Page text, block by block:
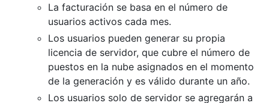
La facturación se basa en el número de
usuarios activos cada mes.
Los usuarios pueden generar su propia
licencia de servidor, que cubre el número de
puestos en la nube asignados en el momento
de la generación y es válido durante un año.
Los usuarios solo de servidor se agregarán a